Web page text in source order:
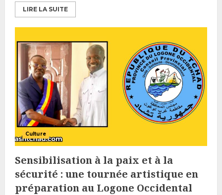
LIRE LA SUITE
Culture
Sensibilisation à la paix et à la
sécurité : une tournée artistique en
préparation au Logone Occidental